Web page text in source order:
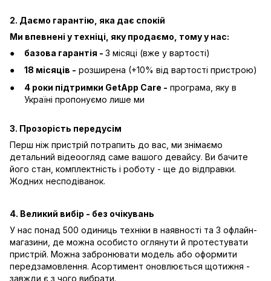
2. Даємо гарантію, яка дає спокій
Ми впевнені у техніці, яку продаємо, тому у нас:
базова гарантія - 3 місяці (вже у вартості)
18 місяців - розширена (+10% від вартості пристрою)
4 роки підтримки GetApp Care - програма, яку в
Україні пропонуємо лише ми
3. Прозорість передусім
Перш ніж пристрій потрапить до вас, ми знімаємо
детальний відеоогляд саме вашого девайсу. Ви бачите
його стан, комплектність і роботу - ще до відправки.
Жодних несподіванок.
4. Великий вибір - без очікувань
У нас понад 500 одиниць техніки в наявності та 3 офлайн-
магазини, де можна особисто оглянути й протестувати
пристрій. Можна забронювати модель або оформити
передзамовлення. Асортимент оновлюється щотижня -
завжди є з чого вибрати.